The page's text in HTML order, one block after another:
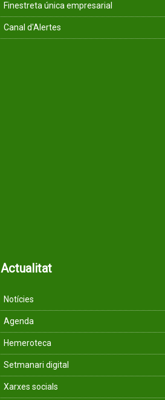
Finestreta única empresarial
Canal d'Alertes
Actualitat
Notícies
Agenda
Hemeroteca
Setmanari digital
Xarxes socials